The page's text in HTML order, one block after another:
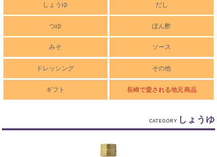
しょうゆ だし
つゆ ぽん酢
みそ ソース
ドレッシング その他
ギフト 長崎で愛される地元商品
CATEGORY しょうゆ